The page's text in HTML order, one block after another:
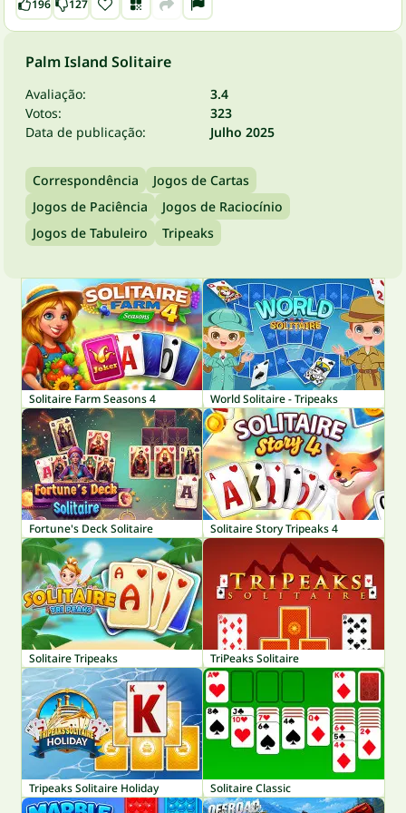
196 127
Palm Island Solitaire
Avaliação:
3.4
Votos:
323
Data de publicação:
Julho 2025
Correspondência
Jogos de Cartas
Jogos de Paciência
Jogos de Raciocínio
Jogos de Tabuleiro
Tripeaks
Solitaire Farm Seasons 4 World Solitaire - Tripeaks
Fortune's Deck Solitaire Solitaire Story Tripeaks 4
Solitaire Tripeaks TriPeaks Solitaire
Tripeaks Solitaire Holiday Solitaire Classic